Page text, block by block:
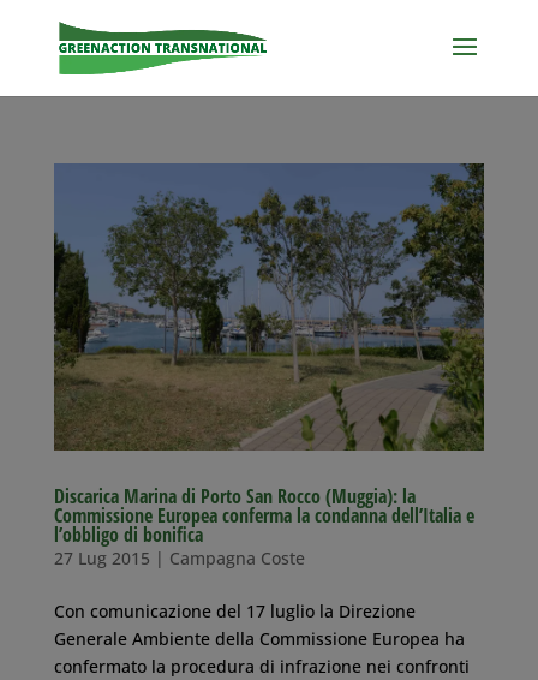
Discarica Marina di Porto San Rocco (Muggia): la
Commissione Europea conferma la condanna dell’Italia e
l’obbligo di bonifica
27 Lug 2015 | Campagna Coste
Con comunicazione del 17 luglio la Direzione
Generale Ambiente della Commissione Europea ha
confermato la procedura di infrazione nei confronti